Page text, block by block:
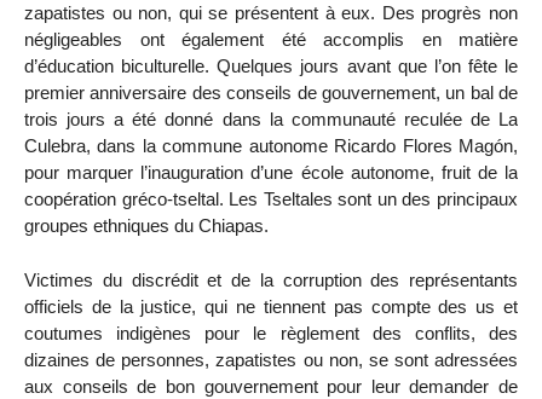
zapatistes ou non, qui se présentent à eux. Des progrès non
négligeables ont également été accomplis en matière
d’éducation biculturelle. Quelques jours avant que l’on fête le
premier anniversaire des conseils de gouvernement, un bal de
trois jours a été donné dans la communauté reculée de La
Culebra, dans la commune autonome Ricardo Flores Magón,
pour marquer l’inauguration d’une école autonome, fruit de la
coopération gréco-tseltal. Les Tseltales sont un des principaux
groupes ethniques du Chiapas.
Victimes du discrédit et de la corruption des représentants
officiels de la justice, qui ne tiennent pas compte des us et
coutumes indigènes pour le règlement des conflits, des
dizaines de personnes, zapatistes ou non, se sont adressées
aux conseils de bon gouvernement pour leur demander de